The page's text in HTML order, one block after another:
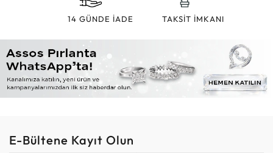
14 GÜNDE İADE TAKSİT İMKANI
E-Bültene Kayıt Olun